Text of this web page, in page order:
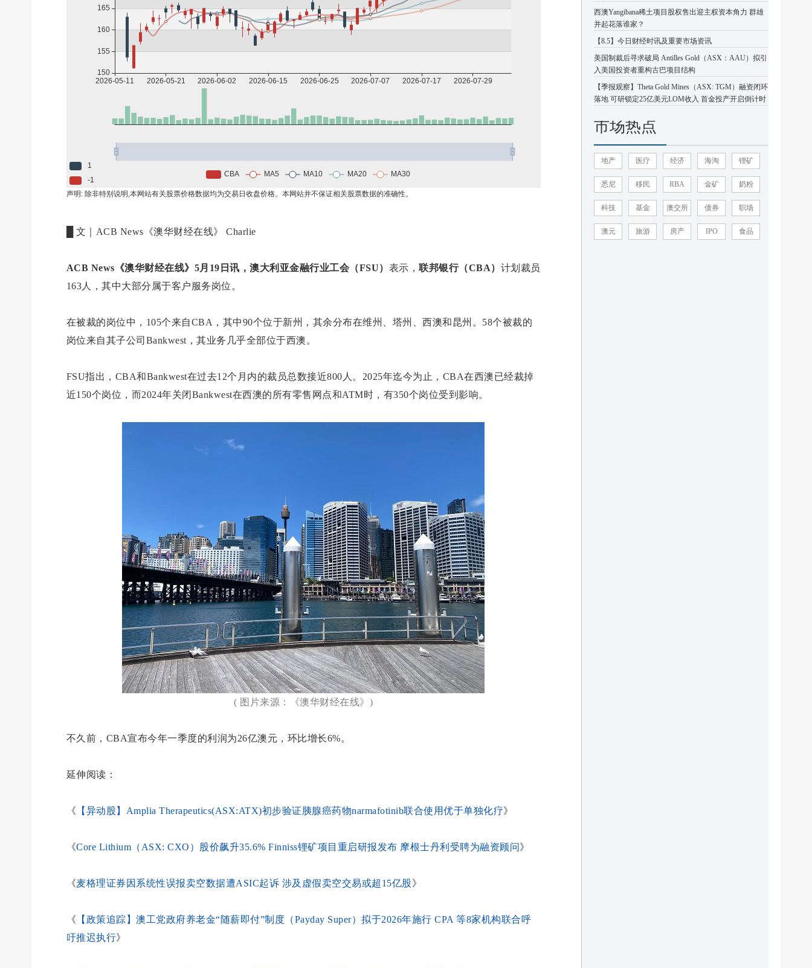
█ 文｜ACB News《澳华财经在线》 Charlie
ACB News《澳华财经在线》5月19日讯， 澳大利亚金融行业工会（FSU） 表示， 联邦银行（CBA） 计划裁员
163人，其中大部分属于客户服务岗位。
在被裁的岗位中，105个来自CBA，其中90个位于新州，其余分布在维州、塔州、西澳和昆州。58个被裁的
岗位来自其子公司Bankwest，其业务几乎全部位于西澳。
FSU指出，CBA和Bankwest在过去12个月内的裁员总数接近800人。2025年迄今为止，CBA在西澳已经裁掉
近150个岗位，而2024年关闭Bankwest在西澳的所有零售网点和ATM时，有350个岗位受到影响。
( 图片来源：《澳华财经在线》)
不久前，CBA宣布今年一季度的利润为26亿澳元，环比增长6%。
延伸阅读：
《 【异动股】Amplia Therapeutics(ASX:ATX)初步验证胰腺癌药物narmafotinib联合使用优于单独化疗》
《Core Lithium（ASX: CXO）股价飙升35.6% Finniss锂矿项目重启研报发布 摩根士丹利受聘为融资顾问》
《麦格理证券因系统性误报卖空数据遭ASIC起诉 涉及虚假卖空交易或超15亿股》
《 【政策追踪】澳工党政府养老金“随薪即付”制度（Payday Super）拟于2026年施行 CPA 等8家机构联合呼
吁推迟执行》
西澳Yangibana稀土项目股权售出迎主权资本角力 群雄
并起花落谁家？
【8.5】今日财经时讯及重要市场资讯
美国制裁后寻求破局 Antilles Gold（ASX：AAU）拟引
入美国投资者重构古巴项目结构
【季报观察】Theta Gold Mines（ASX: TGM）融资闭环
落地 可研锁定25亿美元LOM收入 首金投产开启倒计时
市场热点
地产 医疗 经济 海淘 锂矿
悉尼 移民 RBA 金矿 奶粉
科技 基金 澳交所 债券 职场
澳元 旅游 房产 IPO 食品